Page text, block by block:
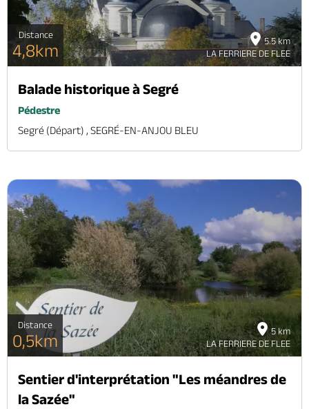
5.5 km
LA FERRIERE DE FLEE
Distance
4,8km
Balade historique à Segré
Pédestre
Segré (départ) , SEGRÉ-EN-ANJOU BLEU
5 km
LA FERRIERE DE FLEE
Distance
0,5km
Sentier d'interprétation "Les méandres de
la Sazée"